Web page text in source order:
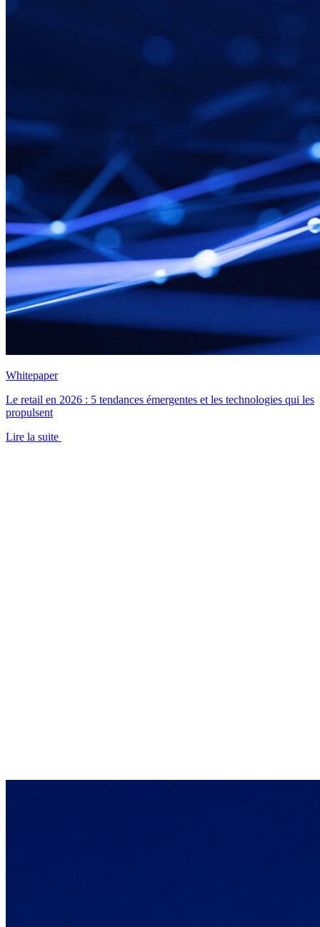
Whitepaper
Le retail en 2026 : 5 tendances émergentes et les technologies qui les
propulsent
Lire la suite